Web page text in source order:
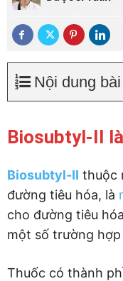
Nội dung
Biosubtyl-II
Biosubtyl-II thuộc
đường tiêu hóa, là
cho đường tiêu
một số trường
Thuốc có thành